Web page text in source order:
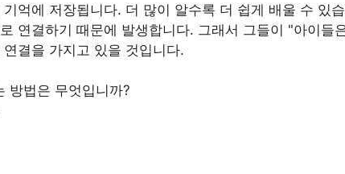
억에 저장됩니다. 더 많이 알수록 더 쉽게 배울 수 있
연결하기 때문에 발생합니다. 그래서 그들이 "아이들
결을 가지고 있을 것입니다.
방법은 무엇입니까?